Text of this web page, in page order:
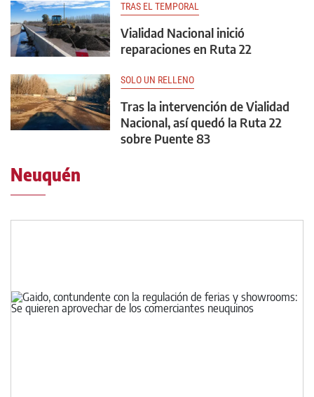
TRAS EL TEMPORAL
Vialidad Nacional inició
reparaciones en Ruta 22
SOLO UN RELLENO
Tras la intervención de Vialidad
Nacional, así quedó la Ruta 22
sobre Puente 83
Neuquén